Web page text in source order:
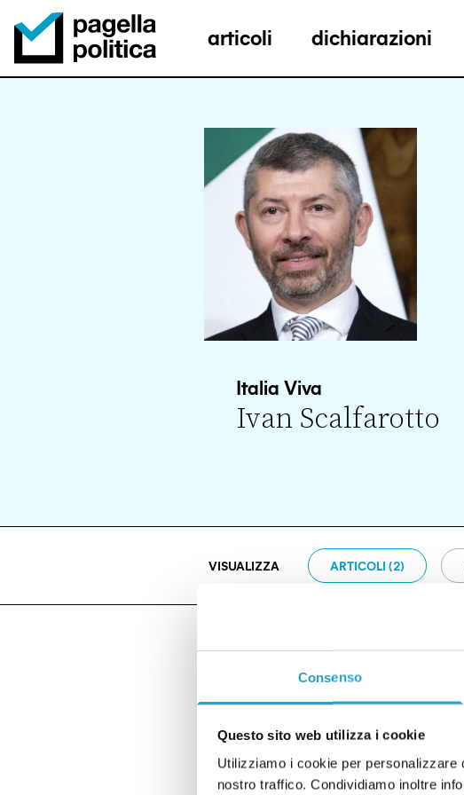
Consenso
Questo sito web utilizza i cookie
Utilizziamo i cookie per personalizzare
nostro traffico. Condividiamo inoltre
Pagella Politica Logo
articoli dichiarazioni
Italia Viva
Ivan Scalfarotto
VISUALIZZA ARTICOLI (2)
I dati di Urso
diMASSIMO TADDEI